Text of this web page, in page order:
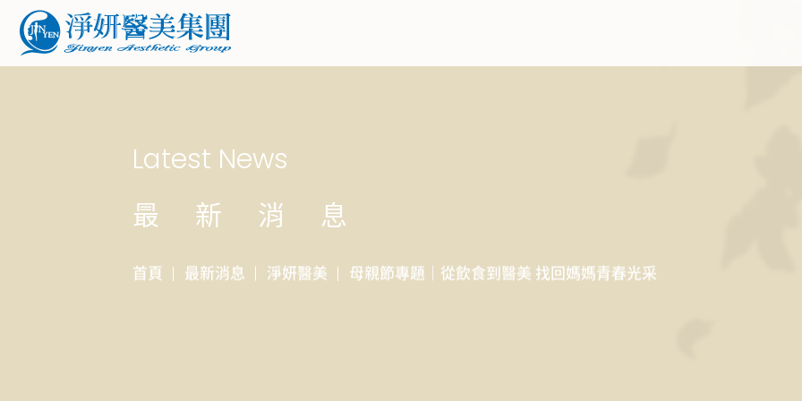
Latest News
最新消息
首頁 最新消息 淨妍醫美 母親節專題｜從飲食到醫美 找回媽媽青春光采